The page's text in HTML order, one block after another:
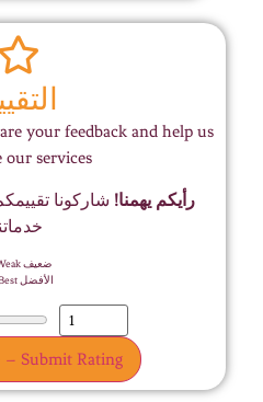
your feedback and help us
our services
رأيكم يهمنا! شاركونا
5 = Best الأفضل
حفظ التقييم – Submit Rating